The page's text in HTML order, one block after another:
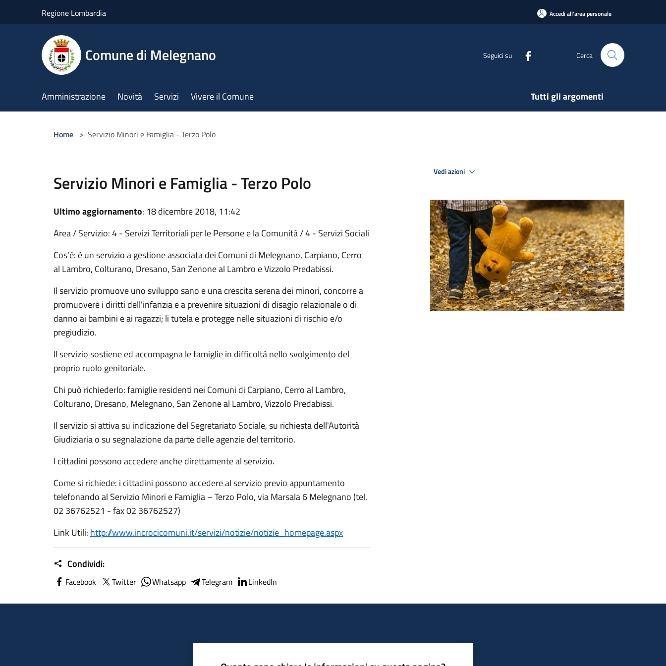
Regione Lombardia Accedi all'area personale
Comune di Melegnano Seguici su Cerca
Amministrazione Novità Servizi Vivere il Comune Tutti gli argomenti
Home > Servizio Minori e Famiglia - Terzo Polo
Servizio Minori e Famiglia - Terzo Polo
Ultimo aggiornamento: 18 dicembre 2018, 11:42
Area / Servizio: 4 - Servizi Territoriali per le Persone e la Comunità / 4 - Servizi Sociali
Cos'è: è un servizio a gestione associata dei Comuni di Melegnano, Carpiano, Cerro
al Lambro, Colturano, Dresano, San Zenone al Lambro e Vizzolo Predabissi.
Il servizio promuove uno sviluppo sano e una crescita serena dei minori, concorre a
promuovere i diritti dell'infanzia e a prevenire situazioni di disagio relazionale o di
danno ai bambini e ai ragazzi; li tutela e protegge nelle situazioni di rischio e/o
pregiudizio.
Il servizio sostiene ed accompagna le famiglie in difficoltà nello svolgimento del
proprio ruolo genitoriale.
Chi può richiederlo: famiglie residenti nei Comuni di Carpiano, Cerro al Lambro,
Colturano, Dresano, Melegnano, San Zenone al Lambro, Vizzolo Predabissi.
Il servizio si attiva su indicazione del Segretariato Sociale, su richiesta dell'Autorità
Giudiziaria o su segnalazione da parte delle agenzie del territorio.
I cittadini possono accedere anche direttamente al servizio.
Come si richiede: i cittadini possono accedere al servizio previo appuntamento
telefonando al Servizio Minori e Famiglia – Terzo Polo, via Marsala 6 Melegnano (tel.
02 36762521 - fax 02 36762527)
Link Utili: http://www.incrocicomuni.it/servizi/notizie/notizie_homepage.aspx
Condividi:
Facebook Twitter Whatsapp Telegram LinkedIn
Vedi azioni